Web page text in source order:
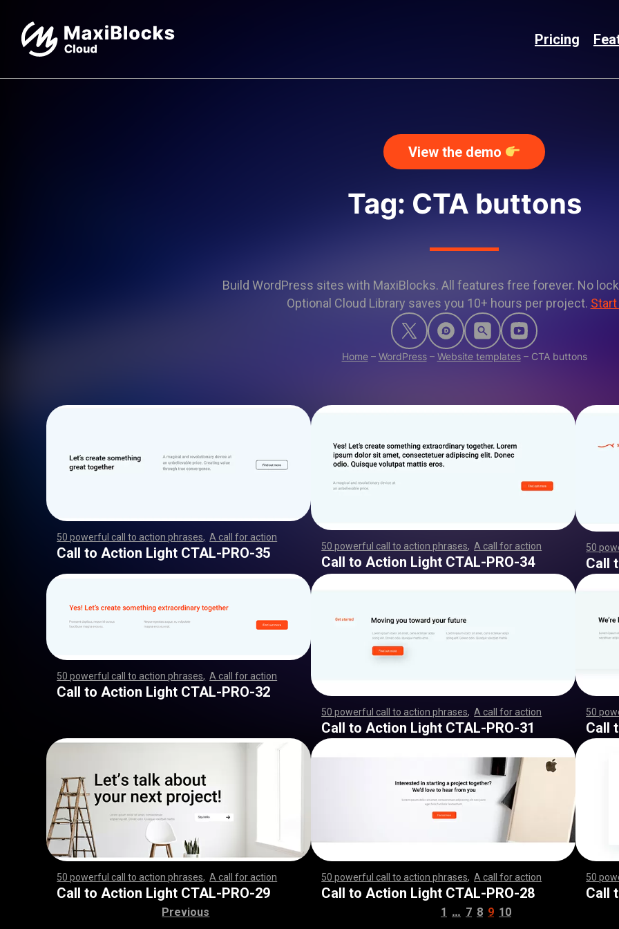
Pricing
View the demo
Tag: CTA buttons
Build WordPress sites with MaxiBlocks. All features free forever. No
Optional Cloud Library saves you 10+ hours per project.
Home– WordPress– Website templates– CTA buttons
50 powerful call to action phrases ,A call for action
,,,,,,,,,,,,,,,,,,,,,,,,,,,,,,,,,,,, ,,,,,,,,,,,,,,,,,,
,,,,,,,,,,,,,,,,,,,,,,,,,,,,,,,,,,,, ,,,,,,,,,,,,,,,,,,
,,,,,,,,,,,,,,,,,,,,,,,,,,,,,,,,
Call to Action Light CTAL-PRO-35 50 powerful call to action phrases ,A call for action
,,,,,,,,,,,,,,,,,,,,,,,,,,,,,,,,,,,, ,,,,,,,,,,,,,,,,,,
,,,,,,,,,,,,,,,,,,,,,,,,,,,,,,,,,,,, ,,,,,,,,,,,,,,,,,,
,,,,,,,,,,,,,,,,,,,,,,,,,,,,,,,,
Call to Action Light CTAL-PRO-34
50
,,,,,,,,
,,,,,,,,
,,,,,,,,
Call
50 powerful call to action phrases ,A call for action
,,,,,,,,,,,,,,,,,,,,,,,,,,,,,,,,,,,, ,,,,,,,,,,,,,,,,,,
,,,,,,,,,,,,,,,,,,,,,,,,,,,,,,,,,,,, ,,,,,,,,,,,,,,,,,,
,,,,,,,,,,,,,,,,,,,,,,,,,,,,,,,,
Call to Action Light CTAL-PRO-32
50 powerful call to action phrases ,A call for action
,,,,,,,,,,,,,,,,,,,,,,,,,,,,,,,,,,,, ,,,,,,,,,,,,,,,,,,
,,,,,,,,,,,,,,,,,,,,,,,,,,,,,,,,,,,, ,,,,,,,,,,,,,,,,,,
,,,,,,,,,,,,,,,,,,,,,,,,,,,,,,,,
Call to Action Light CTAL-PRO-31
50
,,,,,,,,
,,,,,,,,
,,,,,,,,
Call
50 powerful call to action phrases ,A call for action
,,,,,,,,,,,,,,,,,,,,,,,,,,,,,,,,,,,, ,,,,,,,,,,,,,,,,,,
,,,,,,,,,,,,,,,,,,,,,,,,,,,,,,,,,,,, ,,,,,,,,,,,,,,,,,,
,,,,,,,,,,,,,,,,,,,,,,,,,,,,,,,,
Call to Action Light CTAL-PRO-29
50 powerful call to action phrases ,A call for action
,,,,,,,,,,,,,,,,,,,,,,,,,,,,,,,,,,,, ,,,,,,,,,,,,,,,,,,
,,,,,,,,,,,,,,,,,,,,,,,,,,,,,,,,,,,, ,,,,,,,,,,,,,,,,,,
,,,,,,,,,,,,,,,,,,,,,,,,,,,,,,,,
Call to Action Light CTAL-PRO-28
50
,,,,,,,,
,,,,,,,,
,,,,,,,,
Call
Previous 1 … 7 8 9 10